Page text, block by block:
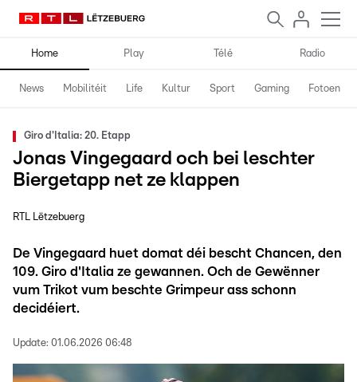
Home Play Télé Radio
News Mobilitéit Life Kultur Sport Gaming Fotoen
Giro d'Italia: 20. Etapp
Jonas Vingegaard och bei leschter
Biergetapp net ze klappen
RTL Lëtzebuerg
De Vingegaard huet domat déi bescht Chancen, den
109. Giro d'Italia ze gewannen. Och de Gewënner
vum Trikot vum beschte Grimpeur ass schonn
decidéiert.
Update: 01.06.2026 06:48